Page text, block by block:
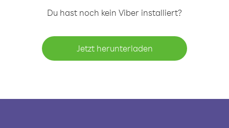
Du hast noch kein Viber installiert?
Jetzt herunterladen